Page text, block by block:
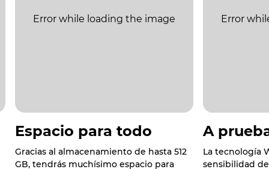
Espacio para todo
Gracias al almacenamiento de hasta 512
GB, tendrás muchísimo espacio para
A
La tecnología
sensibilidad